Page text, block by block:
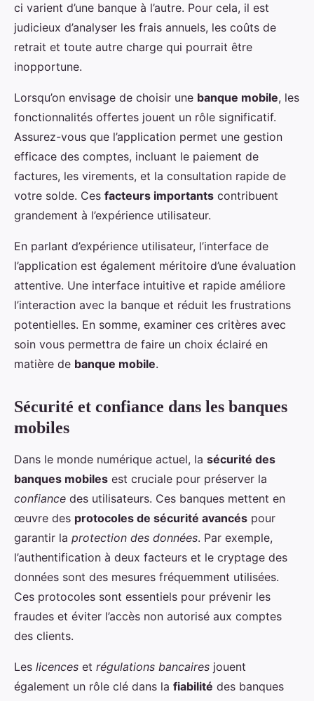
ci varient d’une banque à l’autre. Pour cela, il est
judicieux d’analyser les frais annuels, les coûts de
retrait et toute autre charge qui pourrait être
inopportune.
Lorsqu’on envisage de choisir une banque mobile, les
fonctionnalités offertes jouent un rôle significatif.
Assurez-vous que l’application permet une gestion
efficace des comptes, incluant le paiement de
factures, les virements, et la consultation rapide de
votre solde. Ces facteurs importants contribuent
grandement à l’expérience utilisateur.
En parlant d’expérience utilisateur, l’interface de
l’application est également méritoire d’une évaluation
attentive. Une interface intuitive et rapide améliore
l’interaction avec la banque et réduit les frustrations
potentielles. En somme, examiner ces critères avec
soin vous permettra de faire un choix éclairé en
matière de banque mobile.
Sécurité et confiance dans les banques
mobiles
Dans le monde numérique actuel, la sécurité des
banques mobiles est cruciale pour préserver la
confiance des utilisateurs. Ces banques mettent en
œuvre des protocoles de sécurité avancés pour
garantir la protection des données. Par exemple,
l’authentification à deux facteurs et le cryptage des
données sont des mesures fréquemment utilisées.
Ces protocoles sont essentiels pour prévenir les
fraudes et éviter l’accès non autorisé aux comptes
des clients.
Les licences et régulations bancaires jouent
également un rôle clé dans la fiabilité des banques